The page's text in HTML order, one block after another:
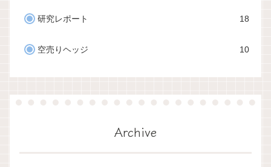
研究レポート 18
空売りヘッジ 10
Archive